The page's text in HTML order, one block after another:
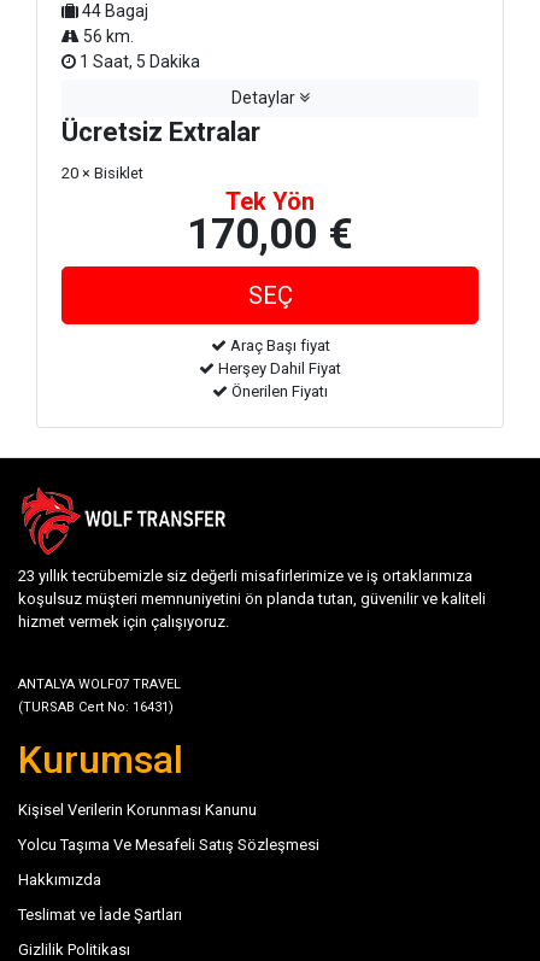
44 Bagaj
56 km.
1 Saat, 5 Dakika
Detaylar
Ücretsiz Extralar
20 × Bisiklet
Tek Yön
170,00 €
Araç Başı fiyat
Herşey Dahil Fiyat
Önerilen Fiyatı
23 yıllık tecrübemizle siz değerli misafirlerimize ve iş ortaklarımıza
koşulsuz müşteri memnuniyetini ön planda tutan, güvenilir ve kaliteli
hizmet vermek için çalışıyoruz.
ANTALYA WOLF07 TRAVEL
(TURSAB Cert No: 16431)
Kurumsal
Kişisel Verilerin Korunması Kanunu
Yolcu Taşıma Ve Mesafeli Satış Sözleşmesi
Hakkımızda
Teslimat ve İade Şartları
Gizlilik Politikası